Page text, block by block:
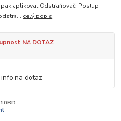
aplikovat Odstraňovač. Postup
celý popis
NA DOTAZ
na dotaz